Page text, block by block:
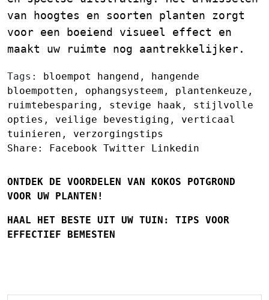
van hoogtes en soorten planten zorgt
voor een boeiend visueel effect en
maakt uw ruimte nog aantrekkelijker.
Tags: bloempot hangend , hangende
bloempotten , ophangsysteem , plantenkeuze ,
ruimtebesparing , stevige haak , stijlvolle
opties , veilige bevestiging , verticaal
tuinieren , verzorgingstips
Share:
Facebook Twitter Linkedin
ONTDEK DE VOORDELEN VAN KOKOS POTGROND
VOOR UW PLANTEN!
HAAL HET BESTE UIT UW TUIN: TIPS VOOR
EFFECTIEF BEMESTEN